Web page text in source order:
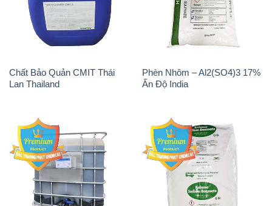
Chất Bảo Quản CMIT Thái
Lan Thailand
Phèn Nhôm – Al2(SO4)3 17%
Ấn Độ India